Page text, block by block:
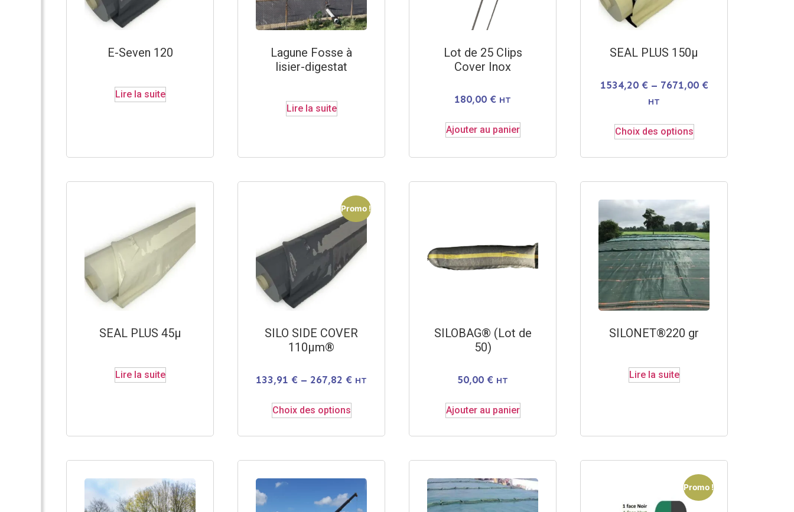
E-Seven 120
Lire la suite
Lagune Fosse à
lisier-digestat
Lire la suite
Lot de 25 Clips
Cover Inox
180,00 € HT
Ajouter au panier
SEAL PLUS 150µ
1534,20 € – 7671,00 €
HT
Choix des options
SEAL PLUS 45µ
Lire la suite
Promo !
SILO SIDE COVER
110µm®
133,91 € – 267,82 € HT
Choix des options
SILOBAG® (Lot de
50)
50,00 € HT
Ajouter au panier
SILONET®220 gr
Lire la suite
Promo !